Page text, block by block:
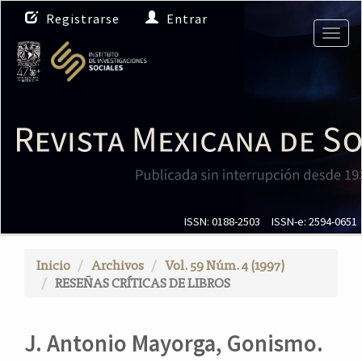
N
a
v
e
g
i
ó
n
c
C
Registrarse Entrar
ISSN: 0188-2503 ISSN-e: 2594-0651
Inicio Archivos
Vol. 59 Núm. 4 (1997)
RESEÑAS CRÍTICAS DE LIBROS
J. Antonio Mayorga, Gonismo.